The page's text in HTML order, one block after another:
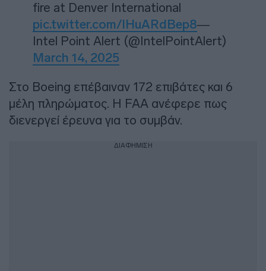
fire at Denver International
pic.twitter.com/lHuARdBep8—
Intel Point Alert (@IntelPointAlert)
March 14, 2025
Στο Boeing επέβαιναν 172 επιβάτες και 6
μέλη πληρώματος. Η FAA ανέφερε πως
διενεργεί έρευνα για το συμβάν.
ΔΙΑΦΗΜΙΣΗ